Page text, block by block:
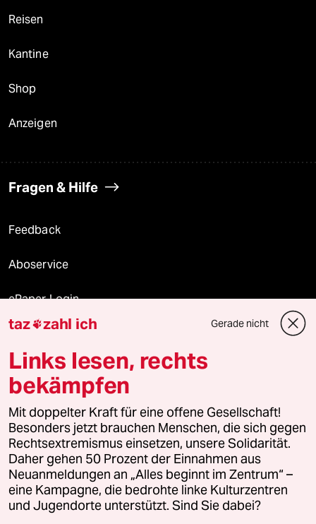
Reisen
Kantine
Shop
Anzeigen
Fragen & Hilfe
Feedback
Aboservice
ePaper Login
Downloads für Abonnierende
© 2026 taz Verlags und Vertriebs GmbH
Alle Rechte vorbehalten. Bei rechtlichen Fragen oder für Genehmigungen
wenden Sie sich bitte an
lizenzen@taz.de
Feedback Redaktionsstatut Kommune-Richtlinien
Leitlinie Informant Datenschutz Impressum AGB
taz zahl ich Gerade nicht
Links lesen, rechts
bekämpfen
Mit doppelter Kraft für eine offene Gesellschaft!
Besonders jetzt brauchen Menschen, die sich gegen
Rechtsextremismus einsetzen, unsere Solidarität.
Daher gehen 50 Prozent der Einnahmen aus
Neuanmeldungen an „Alles beginnt im Zentrum“ –
eine Kampagne, die bedrohte linke Kulturzentren
und Jugendorte unterstützt. Sind Sie dabei?